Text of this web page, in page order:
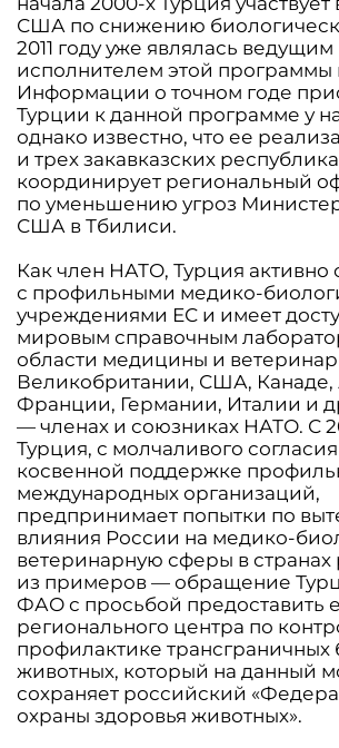
США по снижению
2011 году уже являлась ведущим
исполнителем этой программы
Информации о точном годе
Турции к данной программе у
однако известно, что ее
и трех закавказских
координирует региональный
по уменьшению угроз
США в Тбилиси.
Как член НАТО, Турция активно
с профильными медико-
учреждениями ЕС и имеет
мировым справочным
области медицины и
Великобритании, США, Канаде,
Франции, Германии, Италии и
— членах и союзниках НАТО. С
Турция, с молчаливого
косвенной поддержке
международных организаций,
предпринимает попытки по
влияния России на медико-
ветеринарную сферы в странах
из примеров — обращение
ФАО с просьбой предоставить
регионального центра по
профилактике трансграничных
животных, который на данный
сохраняет российский
охраны здоровья животных».